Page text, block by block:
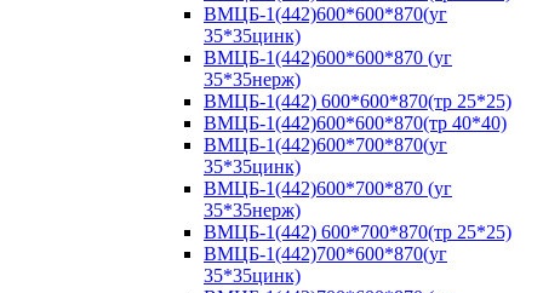
ВМЦБ-1(442)600*600*870(уг
35*35цинк)
ВМЦБ-1(442)600*600*870 (уг
35*35нерж)
ВМЦБ-1(442) 600*600*870(тр 25*25)
ВМЦБ-1(442)600*600*870(тр 40*40)
ВМЦБ-1(442)600*700*870(уг
35*35цинк)
ВМЦБ-1(442)600*700*870 (уг
35*35нерж)
ВМЦБ-1(442) 600*700*870(тр 25*25)
ВМЦБ-1(442)700*600*870(уг
35*35цинк)